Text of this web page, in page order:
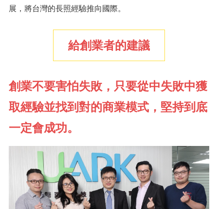
展，將台灣的長照經驗推向國際。
給創業者的建議
創業不要害怕失敗，只要從中失敗中獲
取經驗並找到對的商業模式，堅持到底
一定會成功。